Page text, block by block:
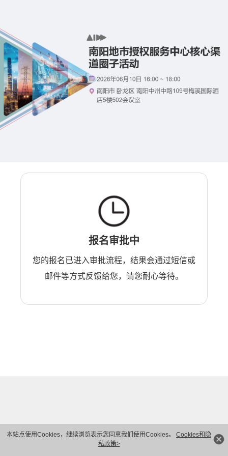
本站点使用Cookies，继续浏览表示您同意我们使用Cookies。 Cookies和隐
私政策>
报名审批中
您的报名已进入审批流程，结果会通过短信或
邮件等方式反馈给您，请您耐心等待。